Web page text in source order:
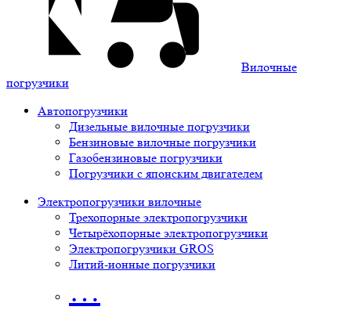
Вилочные
погрузчики
Автопогрузчики
Дизельные вилочные погрузчики
Бензиновые вилочные погрузчики
Газобензиновые погрузчики
Погрузчики с японским двигателем
Электропогрузчики вилочные
Трехопорные электропогрузчики
Четырёхопорные электропогрузчики
Электропогрузчики GROS
Литий-ионные погрузчики
…